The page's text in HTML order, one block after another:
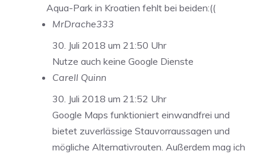
Aqua-Park in Kroatien fehlt bei beiden:((
MrDrache333
30. Juli 2018 um 21:50 Uhr
Nutze auch keine Google Dienste
Carell Quinn
30. Juli 2018 um 21:52 Uhr
Google Maps funktioniert einwandfrei und
bietet zuverlässige Stauvorraussagen und
mögliche Alternativrouten. Außerdem mag ich